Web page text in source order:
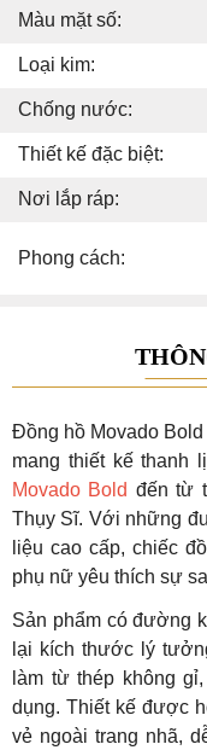
Màu mặt số:
Loại kim:
Chống nước:
Thiết kế đặc biệt:
Nơi lắp ráp:
Phong cách:
Đồng hồ Movado
mang thiết kế thanh
Movado Bold đến từ
Thụy Sĩ. Với những
liệu cao cấp, chiếc
phụ nữ yêu thích sự
Sản phẩm có đường
lại kích thước lý
làm từ thép không
dụng. Thiết kế được
vẻ ngoài trang nhã,